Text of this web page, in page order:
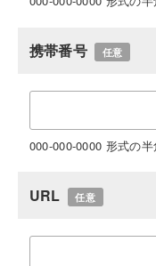
携帯番号 任意
000-000-0000 形式の
URL 任意